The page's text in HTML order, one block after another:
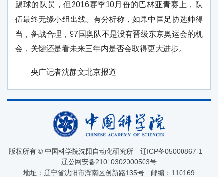
踢球的队员，但2016赛季10月份的巴林亚青赛上，队
伍最终无缘小组出线。有分析称，如果中国足协选帅得
当，备战合理，97国奥队不是没有晋级东京奥运会的机
会，关键还是看未来三年内是否会取得更大进步。
央广记者沈静文北京报道
版权所有 © 中国科学院沈阳自动化研究所 辽ICP备05000867-1
辽公网安备21010302000503号
地址：辽宁省沈阳市浑南区创新路135号 邮编：110169